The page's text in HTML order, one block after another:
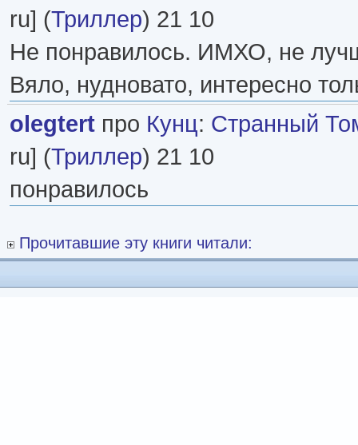
ru] (Триллер) 21 10
Не понравилось. ИМХО, не
Вяло, нудновато, интересно
olegtert про Кунц: Странный
ru] (Триллер) 21 10
понравилось
Прочитавшие эту книги читали: